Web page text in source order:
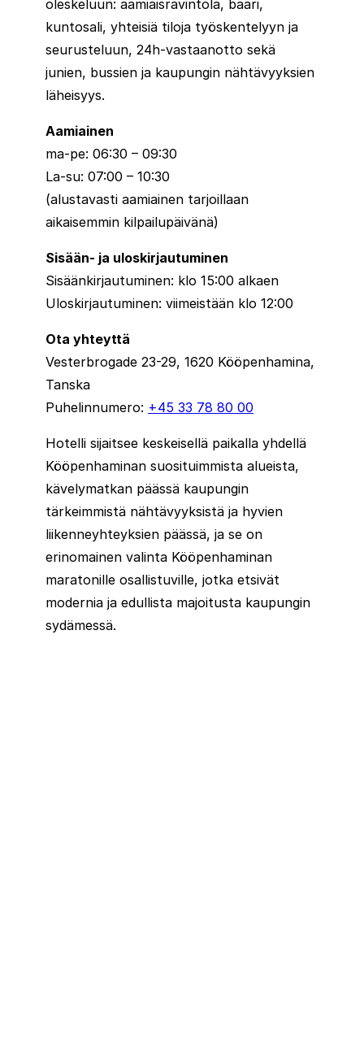
oleskeluun: aamiaisravintola, baari,
kuntosali, yhteisiä tiloja työskentelyyn ja
seurusteluun, 24h-vastaanotto sekä
junien, bussien ja kaupungin nähtävyyksien
läheisyys.
Aamiainen
ma-pe: 06:30 – 09:30
La-su: 07:00 – 10:30
(alustavasti aamiainen tarjoillaan
aikaisemmin kilpailupäivänä)
Sisään- ja uloskirjautuminen
Sisäänkirjautuminen: klo 15:00 alkaen
Uloskirjautuminen: viimeistään klo 12:00
Ota yhteyttä
Vesterbrogade 23-29, 1620 Kööpenhamina,
Tanska
Puhelinnumero: +45 33 78 80 00
Hotelli sijaitsee keskeisellä paikalla yhdellä
Kööpenhaminan suosituimmista alueista,
kävelymatkan päässä kaupungin
tärkeimmistä nähtävyyksistä ja hyvien
liikenneyhteyksien päässä, ja se on
erinomainen valinta Kööpenhaminan
maratonille osallistuville, jotka etsivät
modernia ja edullista majoitusta kaupungin
sydämessä.